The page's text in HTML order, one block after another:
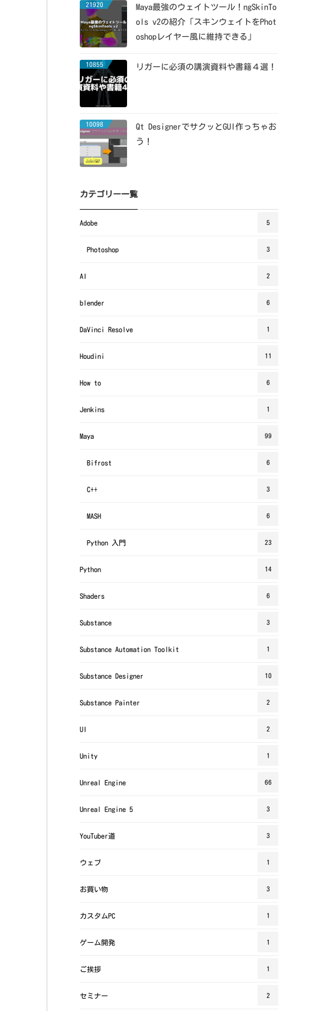
21920
Maya最強のウェイトツール！ngSkinTo
ols v2の紹介「スキンウェイトをPhot
oshopレイヤー風に維持できる」
10855 リガーに必須の講演資料や書籍４選！
10098
Qt DesignerでサクッとGUI作っちゃお
う！
カテゴリー一覧
Adobe 5
Photoshop 3
AI 2
blender 6
DaVinci Resolve 1
Houdini 11
How to 6
Jenkins 1
Maya 99
Bifrost 6
C++ 3
MASH 6
Python 入門 23
Python 14
Shaders 6
Substance 3
Substance Automation Toolkit 1
Substance Designer 10
Substance Painter 2
UI 2
Unity 1
Unreal Engine 66
Unreal Engine 5 3
YouTuber道 3
ウェブ 1
お買い物 3
カスタムPC 1
ゲーム開発 1
ご挨拶 1
セミナー 2